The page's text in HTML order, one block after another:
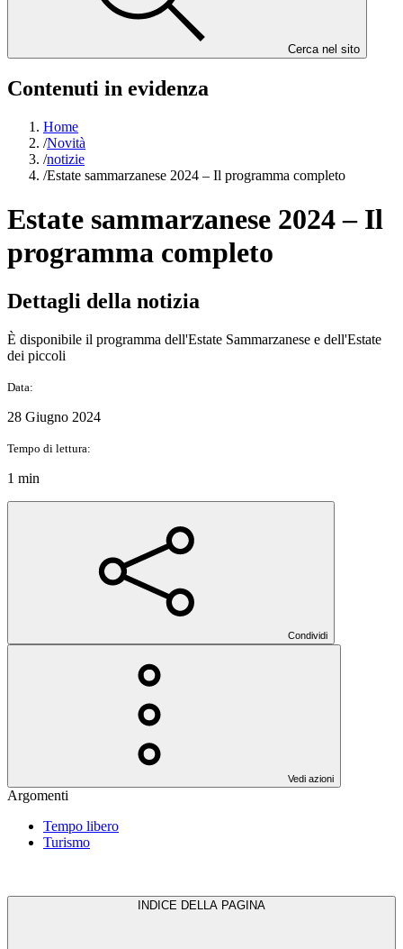
Cerca nel sito
Contenuti in evidenza
Home
/Novità
/notizie
/Estate sammarzanese 2024 – Il programma completo
Estate sammarzanese 2024 – Il
programma completo
Dettagli della notizia
È disponibile il programma dell'Estate Sammarzanese e dell'Estate
dei piccoli
Data:
28 Giugno 2024
Tempo di lettura:
1 min
Condividi
Vedi azioni
Argomenti
Tempo libero
Turismo
INDICE DELLA PAGINA